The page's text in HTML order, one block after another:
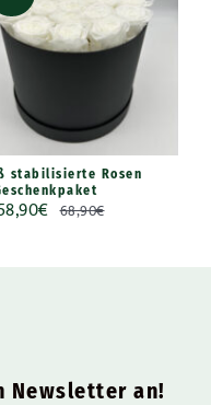
stabilisierte Rosen
€ 68,90€
Newsletter an!